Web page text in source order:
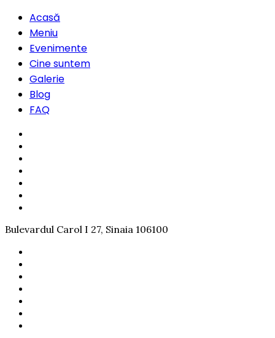
Acasă
Meniu
Evenimente
Cine suntem
Galerie
Blog
FAQ
Bulevardul Carol I 27, Sinaia 106100